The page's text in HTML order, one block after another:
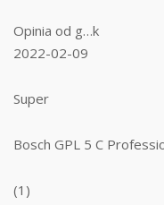
Opinia od g…k
2022-02-09
Super
Bosch GPL 5 C
(1)